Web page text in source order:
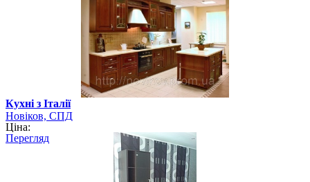
Кухні з Італії
Новіков, СПД
Ціна:
Перегляд